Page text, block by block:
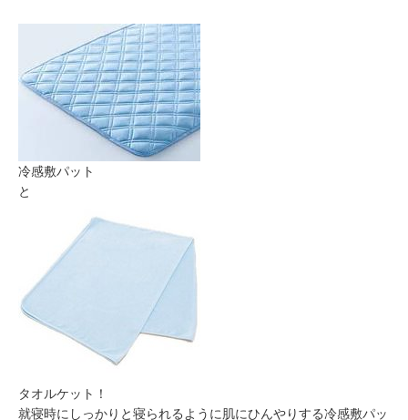
冷感敷パット
と
タオルケット！
就寝時にしっかりと寝られるように肌にひんやりする冷感敷パッ